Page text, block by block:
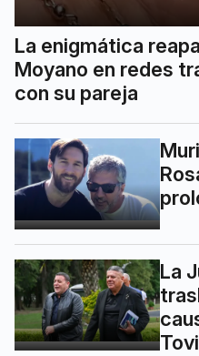
La enigmática
Moyano en redes
con su pareja
La